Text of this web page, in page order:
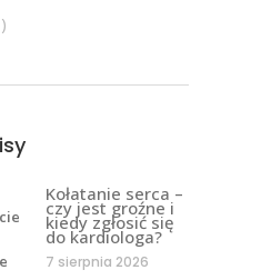
Kołatanie serca –
czy jest groźne i
kiedy zgłosić się
do kardiologa?
7 sierpnia 2026